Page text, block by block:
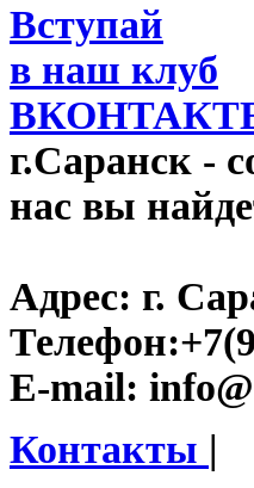
Вступай
в наш клуб
г.Саранск -
нас вы
Адрес: г.
Телефон:
E-mail:
Контакты |